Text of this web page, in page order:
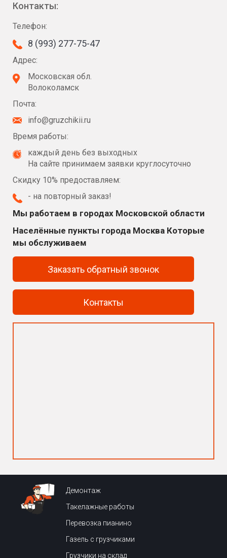
Контакты:
Телефон:
8 (993) 277-75-47
Адрес:
Московская обл.
Волоколамск
Почта:
info@gruzchikii.ru
Время работы:
каждый день без выходных
На сайте принимаем заявки круглосуточно
Скидку 10% предоставляем:
- на повторный заказ!
Мы работаем в городах Московской области
Населённые пункты города Москва Которые
мы обслуживаем
Заказать обратный звонок
Контакты
Демонтаж
Такелажные работы
Перевозка пианино
Газель с грузчиками
Грузчики на склад